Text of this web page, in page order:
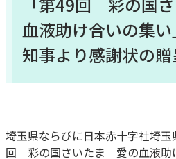
血液助け合いの集
知事より感謝状の
埼玉県ならびに日本赤十字社埼
回 彩の国さいたま 愛の血液助